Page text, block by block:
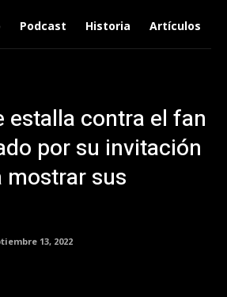
Podcast Historia Artículos
estalla contra el fan
por su invitación
mostrar sus
13, 2022